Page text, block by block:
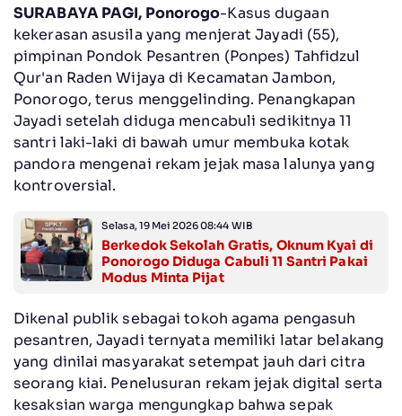
SURABAYA PAGI, Ponorogo-Kasus dugaan
kekerasan asusila yang menjerat Jayadi (55),
pimpinan Pondok Pesantren (Ponpes) Tahfidzul
Qur'an Raden Wijaya di Kecamatan Jambon,
Ponorogo, terus menggelinding. Penangkapan
Jayadi setelah diduga mencabuli sedikitnya 11
santri laki-laki di bawah umur membuka kotak
pandora mengenai rekam jejak masa lalunya yang
kontroversial.
Selasa, 19 Mei 2026 08:44 WIB
Berkedok Sekolah Gratis, Oknum Kyai di
Ponorogo Diduga Cabuli 11 Santri Pakai
Modus Minta Pijat
Dikenal publik sebagai tokoh agama pengasuh
pesantren, Jayadi ternyata memiliki latar belakang
yang dinilai masyarakat setempat jauh dari citra
seorang kiai. Penelusuran rekam jejak digital serta
kesaksian warga mengungkap bahwa sepak